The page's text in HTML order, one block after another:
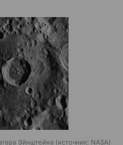
Эйнштейна источник: NASA